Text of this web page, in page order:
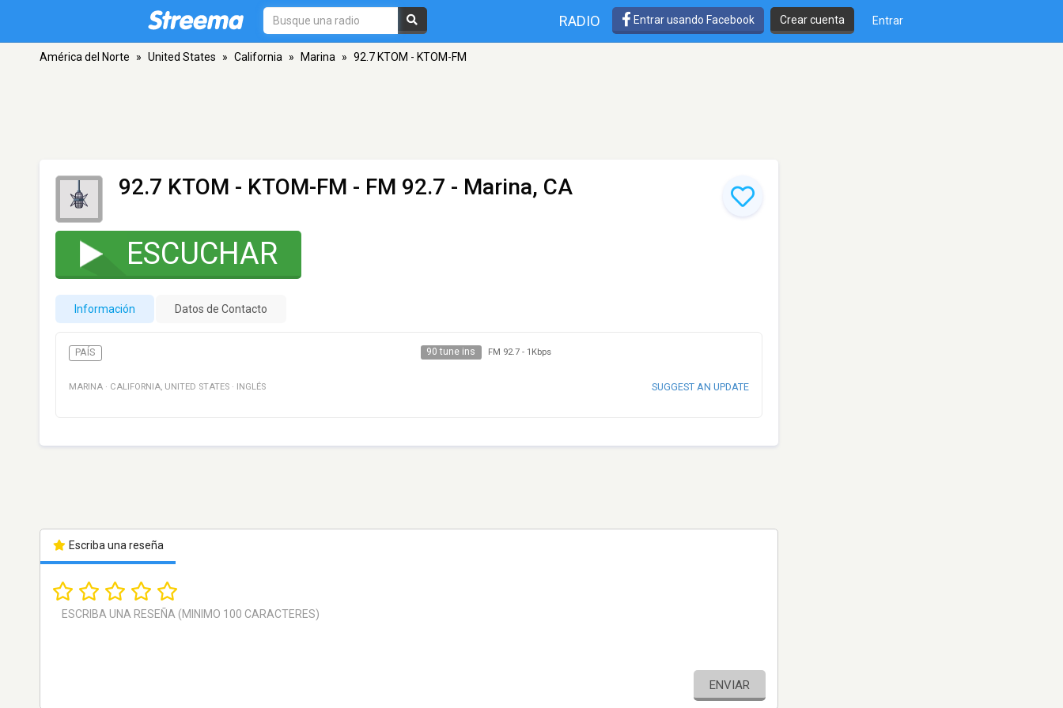
RADIO Entrar usando Facebook Crear cuenta Entrar
América del Norte » United States » California » Marina » 92.7 KTOM - KTOM-FM
92.7 KTOM - KTOM-FM - FM 92.7 - Marina, CA
ESCUCHAR
Información Datos de Contacto
PAÍS 90 tune ins FM 92.7- 1Kbps
MARINA · CALIFORNIA, UNITED STATES · INGLÉS SUGGEST AN UPDATE
Escriba una reseña
ENVIAR